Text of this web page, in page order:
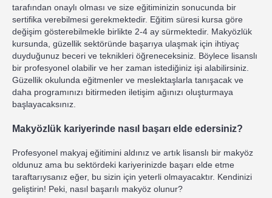
tarafından onaylı olması ve size eğitiminizin sonucunda bir
sertifika verebilmesi gerekmektedir. Eğitim süresi kursa göre
değişim gösterebilmekle birlikte 2-4 ay sürmektedir. Makyözlük
kursunda, güzellik sektöründe başarıya ulaşmak için ihtiyaç
duyduğunuz beceri ve teknikleri öğreneceksiniz. Böylece lisanslı
bir profesyonel olabilir ve her zaman istediğiniz işi alabilirsiniz.
Güzellik okulunda eğitmenler ve meslektaşlarla tanışacak ve
daha programınızı bitirmeden iletişim ağınızı oluşturmaya
başlayacaksınız.
Makyözlük kariyerinde nasıl başarı elde edersiniz?
Profesyonel makyaj eğitimini aldınız ve artık lisanslı bir makyöz
oldunuz ama bu sektördeki kariyerinizde başarı elde etme
taraftarıysanız eğer, bu sizin için yeterli olmayacaktır. Kendinizi
geliştirin! Peki, nasıl başarılı makyöz olunur?